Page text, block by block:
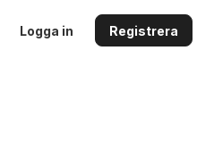
Logga in Registrera